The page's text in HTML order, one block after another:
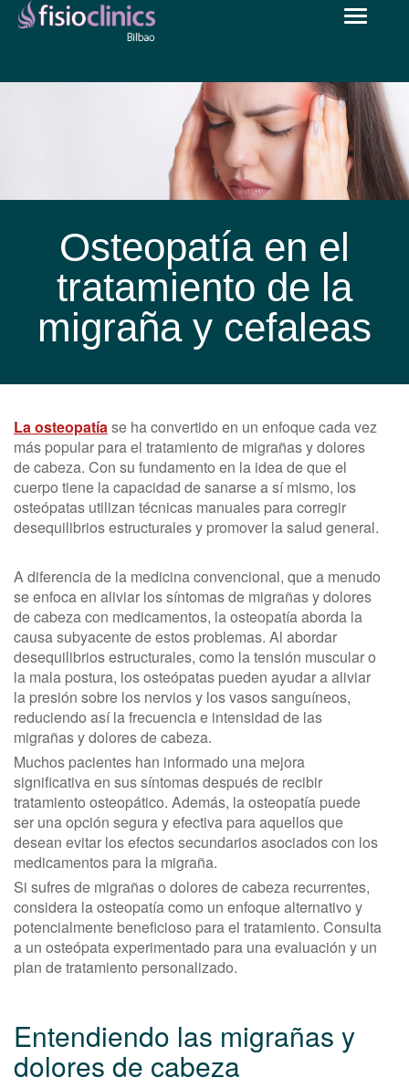
Pasar
principal
Toggle
Osteopatía en el
tratamiento de la
migraña y cefaleas
La osteopatíase ha convertido en un enfoque cada vez
más popular para el tratamiento de migrañas y dolores
de cabeza. Con su fundamento en la idea de que el
cuerpo tiene la capacidad de sanarse a sí mismo, los
osteópatas utilizan técnicas manuales para corregir
desequilibrios estructurales y promover la salud general.
A diferencia de la medicina convencional, que a menudo
se enfoca en aliviar los síntomas de migrañas y dolores
de cabeza con medicamentos, la osteopatía aborda la
causa subyacente de estos problemas. Al abordar
desequilibrios estructurales, como la tensión muscular o
la mala postura, los osteópatas pueden ayudar a aliviar
la presión sobre los nervios y los vasos sanguíneos,
reduciendo así la frecuencia e intensidad de las
migrañas y dolores de cabeza.
Muchos pacientes han informado una mejora
significativa en sus síntomas después de recibir
tratamiento osteopático. Además, la osteopatía puede
ser una opción segura y efectiva para aquellos que
desean evitar los efectos secundarios asociados con los
medicamentos para la migraña.
Si sufres de migrañas o dolores de cabeza recurrentes,
considera la osteopatía como un enfoque alternativo y
potencialmente beneficioso para el tratamiento. Consulta
a un osteópata experimentado para una evaluación y un
plan de tratamiento personalizado.
Entendiendo las migrañas y
dolores de cabeza